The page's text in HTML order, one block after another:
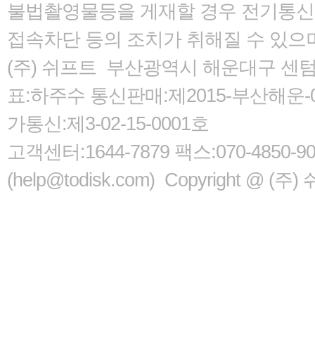
불법촬영물등을 게재할 경우 전기통
접속차단 등의 조치가 취해질 수 있으
(주) 쉬프트 부산광역시 해운대구 센
표:하주수 통신판매:제2015-부산해
가통신:제3-02-15-0001호
고객센터:1644-7879 팩스:070-4850-
(help@todisk.com) Copyright @ (주)